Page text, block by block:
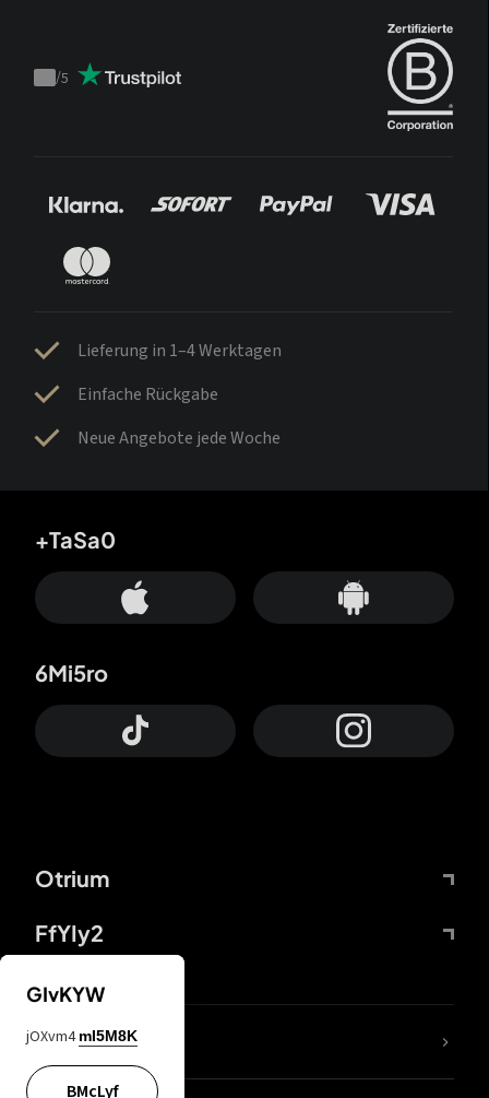
Trustpilot
/5
Lieferung in 1–4 Werktagen
Einfache Rückgabe
Neue Angebote jede Woche
Otrium
FfYIy2
+TaSa0
6Mi5ro
DDcvSo
GIvKYW
jOXvm4 mI5M8K
BMcLyf